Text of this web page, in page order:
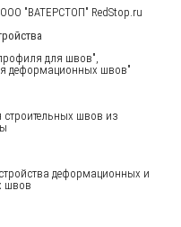
"ВАТЕРСТОП" RedStop.ru
для швов",
деформационных швов"
строительных швов из
деформационных и
швов